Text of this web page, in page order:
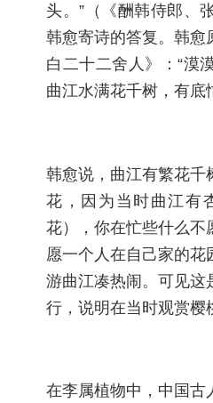
头。”（《酬韩侍郎、
韩愈寄诗的答复。韩愈
白二十二舍人》：“漠
曲江水满花千树，有底
韩愈说，曲江有繁花千
花，因为当时曲江有
花），你在忙些什么不
愿一个人在自己家的
游曲江凑热闹。可见这
行，说明在当时观赏樱
在李属植物中，中国古